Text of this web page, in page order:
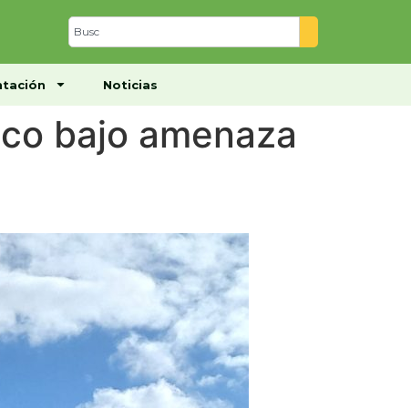
Noticias
Centro de Documentación Noticias
bajo amenaza